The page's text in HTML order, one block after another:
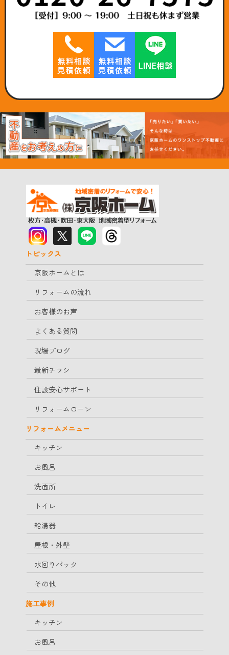
トピックス
京阪ホームとは
リフォームの流れ
お客様のお声
よくある質問
現場ブログ
最新チラシ
住設安心サポート
リフォームローン
リフォームメニュー
キッチン
お風呂
洗面所
トイレ
給湯器
屋根・外壁
水回りパック
その他
施工事例
キッチン
お風呂